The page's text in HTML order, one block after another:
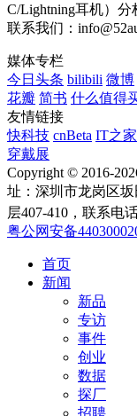
C/Lightning耳机）分
联系我们：
媒体专栏
今日头条 bilibili 微博
花瓣 简书 什么值得
友情链接
快科技 cnBeta IT之家
穿戴展
Copyright © 2016-
址：深圳市龙岗区
层407-410，联系电
粤公网安备
首页
新闻
新品
专访
事件
创业
数据
探厂
招聘